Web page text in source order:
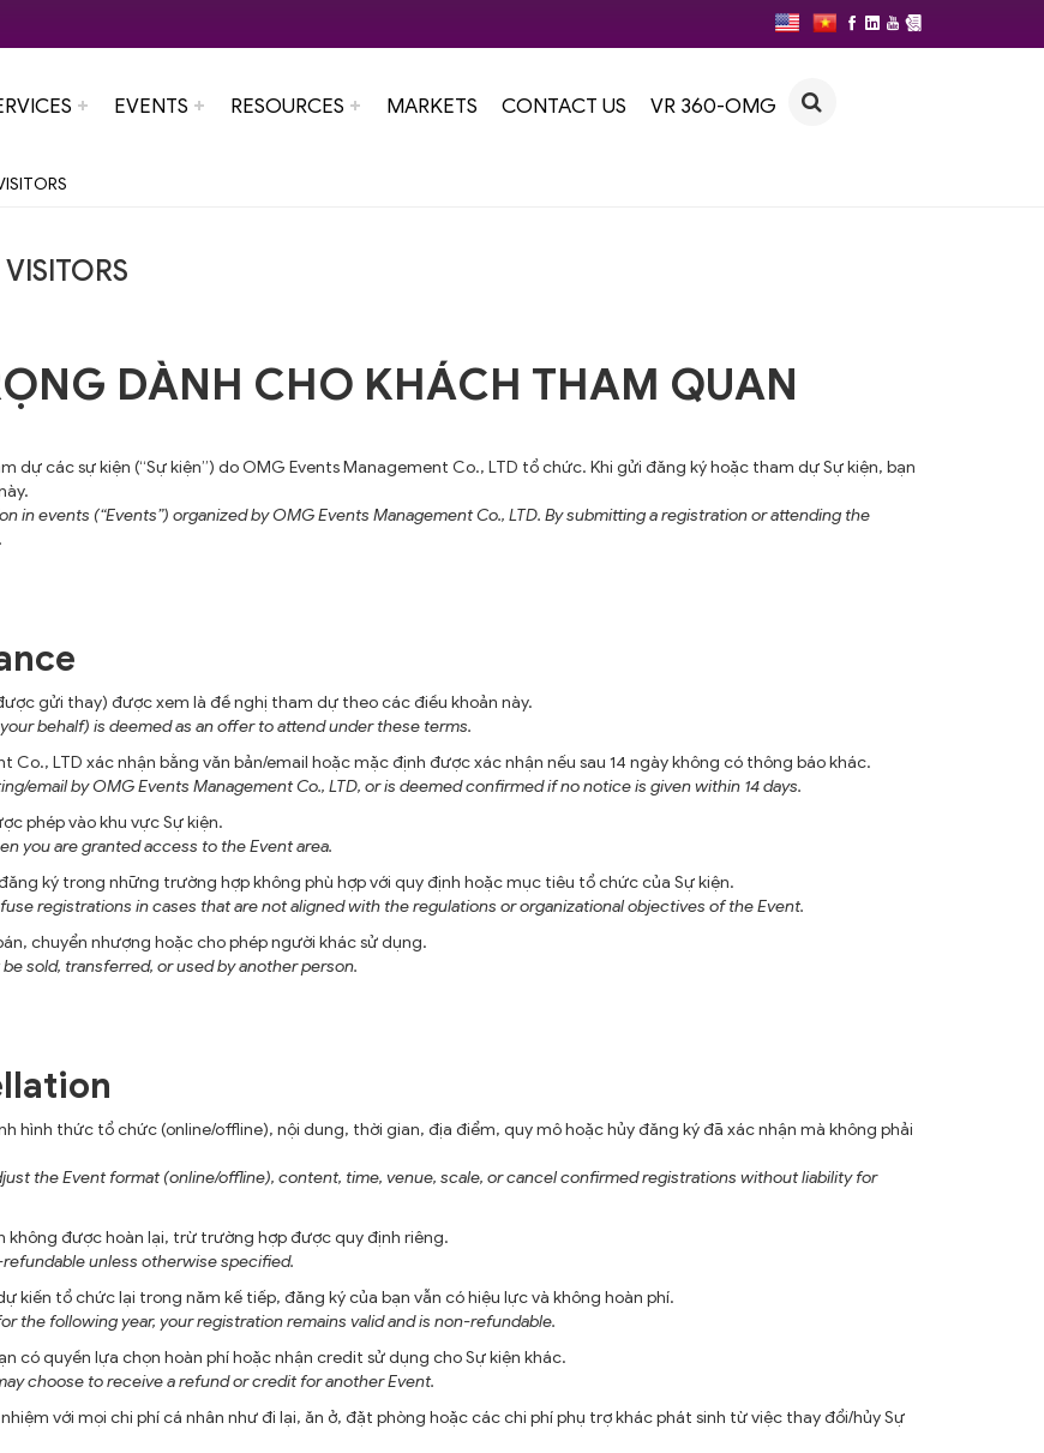
EVENTS RESOURCES MARKETS CONTACT US VR 360-OMG
DÀNH CHO KHÁCH THAM QUAN
dự các sự kiện (“Sự kiện”) do OMG Events Management Co., LTD tổ chức. Khi gửi đăng ký hoặc tham dự Sự kiện, bạn
in events (“Events”) organized by OMG Events Management Co., LTD. By submitting a registration or attending the
gửi thay) được xem là đề nghị tham dự theo các điều khoản này.
behalf) is deemed as an offer to attend under these terms.
LTD xác nhận bằng văn bản/email hoặc mặc định được xác nhận nếu sau 14 ngày không có thông báo khác.
email by OMG Events Management Co., LTD, or is deemed confirmed if no notice is given within 14 days.
phép vào khu vực Sự kiện.
you are granted access to the Event area.
ký trong những trường hợp không phù hợp với quy định hoặc mục tiêu tổ chức của Sự kiện.
registrations in cases that are not aligned with the regulations or organizational objectives of the Event.
chuyển nhượng hoặc cho phép người khác sử dụng.
sold, transferred, or used by another person.
hình thức tổ chức (online/offline), nội dung, thời gian, địa điểm, quy mô hoặc hủy đăng ký đã xác nhận mà không phải
the Event format (online/offline), content, time, venue, scale, or cancel confirmed registrations without liability for
được hoàn lại, trừ trường hợp được quy định riêng.
unless otherwise specified.
kiến tổ chức lại trong năm kế tiếp, đăng ký của bạn vẫn có hiệu lực và không hoàn phí.
the following year, your registration remains valid and is non-refundable.
có quyền lựa chọn hoàn phí hoặc nhận credit sử dụng cho Sự kiện khác.
choose to receive a refund or credit for another Event.
với mọi chi phí cá nhân như đi lại, ăn ở, đặt phòng hoặc các chi phí phụ trợ khác phát sinh từ việc thay đổi/hủy Sự